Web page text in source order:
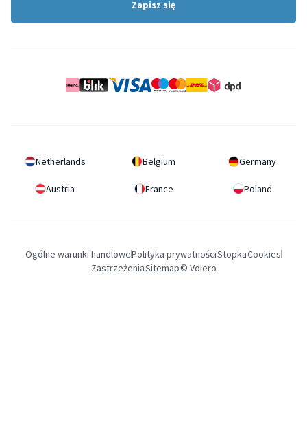
Zapisz się
Netherlands Belgium Germany
Austria France Poland
Ogólne warunki handlowePolityka prywatnościStopkaCookies
ZastrzeżeniaSitemap© Volero